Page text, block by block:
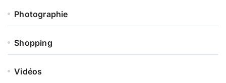
Photographie
Shopping
Vidéos